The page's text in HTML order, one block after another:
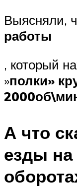
Выясняли,
работы
, который
»полки»
А что
езды